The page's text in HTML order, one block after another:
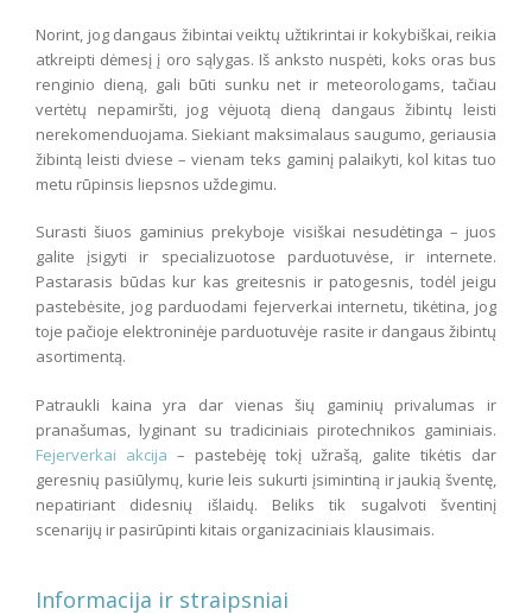
Norint, jog dangaus žibintai veiktų užtikrintai ir kokybiškai, reikia
atkreipti dėmesį į oro sąlygas. Iš anksto nuspėti, koks oras bus
renginio dieną, gali būti sunku net ir meteorologams, tačiau
vertėtų nepamiršti, jog vėjuotą dieną dangaus žibintų leisti
nerekomenduojama. Siekiant maksimalaus saugumo, geriausia
žibintą leisti dviese – vienam teks gaminį palaikyti, kol kitas tuo
metu rūpinsis liepsnos uždegimu.
Surasti šiuos gaminius prekyboje visiškai nesudėtinga – juos
galite įsigyti ir specializuotose parduotuvėse, ir internete.
Pastarasis būdas kur kas greitesnis ir patogesnis, todėl jeigu
pastebėsite, jog parduodami fejerverkai internetu, tikėtina, jog
toje pačioje elektroninėje parduotuvėje rasite ir dangaus žibintų
asortimentą.
Patraukli kaina yra dar vienas šių gaminių privalumas ir
pranašumas, lyginant su tradiciniais pirotechnikos gaminiais.
Fejerverkai akcija – pastebėję tokį užrašą, galite tikėtis dar
geresnių pasiūlymų, kurie leis sukurti įsimintiną ir jaukią šventę,
nepatiriant didesnių išlaidų. Beliks tik sugalvoti šventinį
scenarijų ir pasirūpinti kitais organizaciniais klausimais.
Informacija ir straipsniai